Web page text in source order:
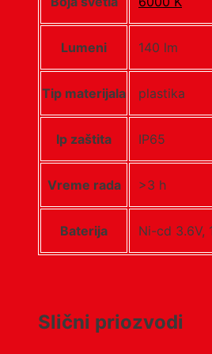
Lumeni 140 lm
Tip materijala plastika
Ip zaštita IP65
Vreme rada >3 h
Baterija Ni-cd 3.6V,
Slični priozvodi